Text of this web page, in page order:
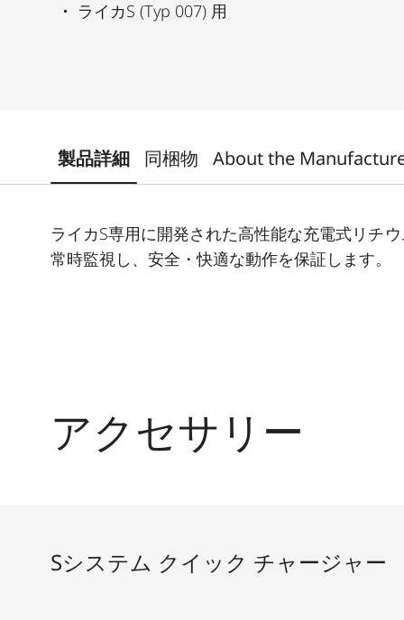
ライカS (Typ 007) 用
製品詳細 同梱物 About the
ライカS専用に開発された高性能な充電式リチ
常時監視し、安全・快適な動作を保証します。
アクセサリー
Sシステム クイック チャージャー